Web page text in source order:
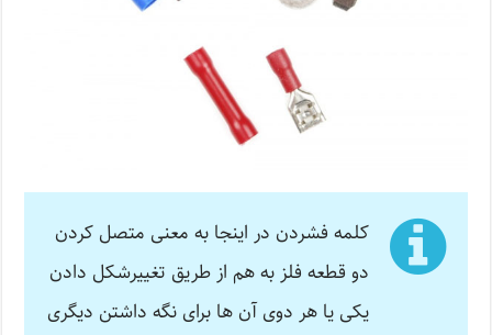
کلمه فشردن در اینجا به معنی متصل کردن
دو قطعه فلز به هم از طریق تغییرشکل دادن
یکی یا هر دوی آن ها برای نگه داشتن دیگری